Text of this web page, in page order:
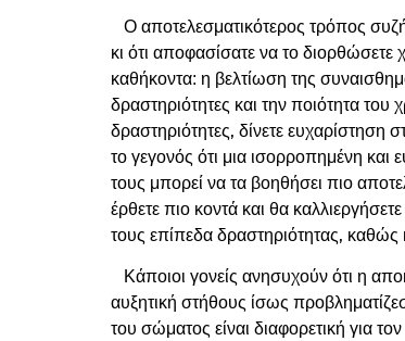
Ο αποτελεσματικότερος τρόπος
κι ότι αποφασίσατε να το
καθήκοντα: η βελτίωση της
δραστηριότητες και την ποιότητα
δραστηριότητες, δίνετε ευχαρίστηση
το γεγονός ότι μια ισορροπημένη και
τους μπορεί να τα βοηθήσει πιο
έρθετε πιο κοντά και θα
τους επίπεδα δραστηριότητας, καθώς
Κάποιοι γονείς ανησυχούν ότι η
αυξητική στήθους ίσως
του σώματος είναι διαφορετική για